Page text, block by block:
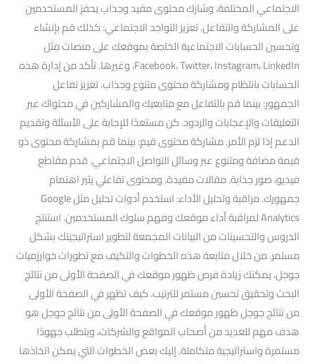
الاجتماعي المختلفة، وشارك محتوى مفيد وجذاب يحفز المستخدمين
على المشاركة والتفاعل. تعزيز التواجد الاجتماعي: كذلك قم بإنشاء
وتحسين الحسابات الاجتماعية الخاصة بموقعك على منصات مثل
Facebook، Twitter، Instagram، LinkedIn، وغيرها. تأكد من إدارة هذه
الحسابات بانتظام ومشاركة محتوى متنوع وجذاب. تعزيز تفاعل
الجمهور: بينما قم بالتفاعل مع متابعيك والمشاركين في محتواك عبر
التعليقات والإعجابات والردود. كن مستعدًا للإجابة على الأسئلة وتقديم
الدعم إذا لزم الأمر. مشاركة محتوى قيم: بينما قم بمشاركة محتوى ذو
قيمة مضافة ومتنوع عبر وسائل التواصل الاجتماعي. قدم مقاطع
فيديو، صور جذابة. مقالات مفيدة. ومحتوى تفاعلي يثير اهتمام
جمهورك. مراقبة وتحليل الأداء: استخدم أدوات تحليل مثل Google
Analytics لمراقبة أداء موقعك وفهم سلوك المستخدمين. استنتج
الدروس والتحسينات من البيانات المجمعة لتطوير استراتيجيتك بشكل
مستمر. من خلال متابعة هذه الخطوات والتكيف مع تطورات خوارزميات
جوجل، يمكنك زيادة فرص ظهور موقعك في الصفحة الأولى من نتائج
البحث وتحقيق تحسين مستمر للترتيب. كيف تظهر في الصفحة الأولى
من نتائج جوجل ظهور موقعك في الصفحة الأولى من نتائج جوجل هو
هدف مهم للعديد من أصحاب المواقع والشركات، ويتطلب جهودًا
مستمرة واستراتيجية متكاملة. إليك بعض الخطوات التي يمكن اتخاذها